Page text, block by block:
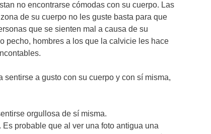
no encontrarse cómodas con su cuerpo. Las
de su cuerpo no les guste basta para que
que se sienten mal a causa de su
pecho, hombres a los que la calvicie les hace
sentirse a gusto con su cuerpo y con sí misma,
orgullosa de sí misma.
probable que al ver una foto antigua una